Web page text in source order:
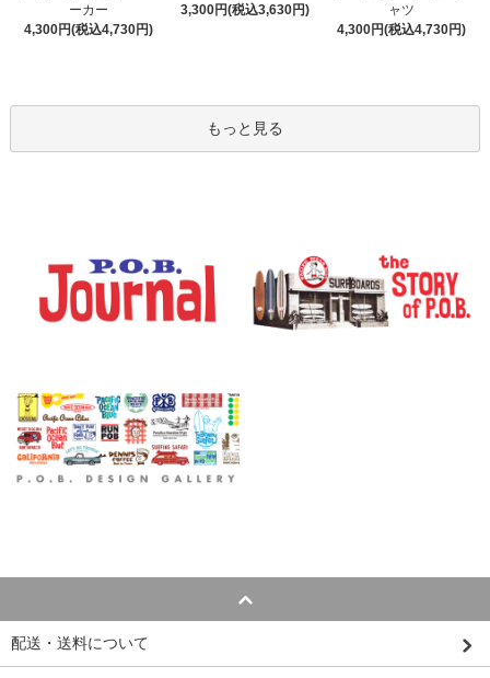
ーカー
4,300円(税込4,730円)
3,300円(税込3,630円)
ャツ
4,300円(税込4,730円)
もっと見る
配送・送料について